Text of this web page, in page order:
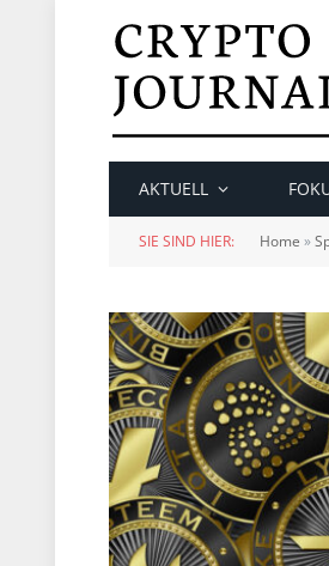
AKTUELL
SIE SIND HIER: Home »